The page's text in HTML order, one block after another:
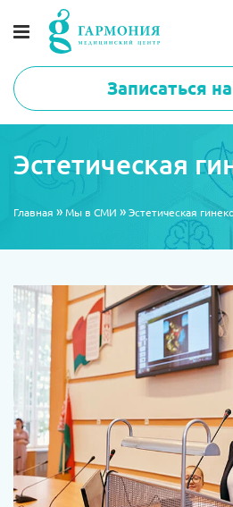
Записаться
Эстетическая
Главная »Мы в СМИ »Эстетическая